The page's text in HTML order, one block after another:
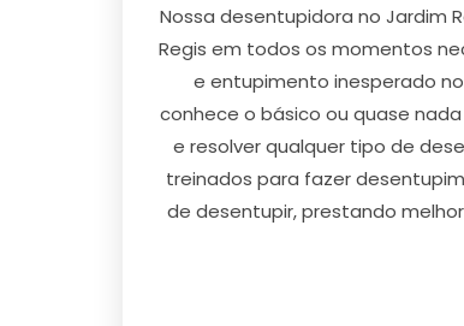
Nossa desentupidora no Jardim
Regis em todos os momentos
e entupimento inesperado
conhece o básico ou quase
e resolver qualquer tipo de
treinados para fazer
de desentupir, prestando